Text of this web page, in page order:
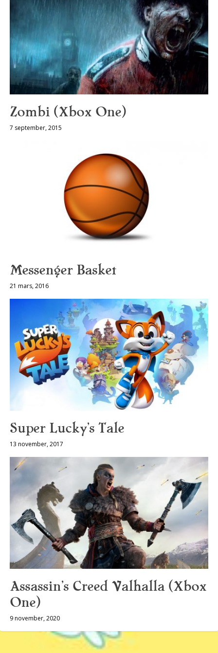
Zombi (Xbox One)
7 september, 2015
Messenger Basket
21 mars, 2016
Super Lucky’s Tale
13 november, 2017
Assassin’s Creed Valhalla (Xbox
One)
9 november, 2020